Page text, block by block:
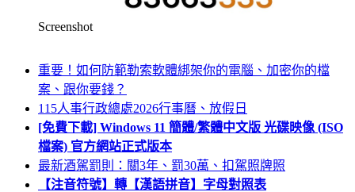
Screenshot
重要！如何防範勒索軟體綁架你的電腦、加密你的檔
案、跟你要錢？
115人事行政總處2026行事曆、放假日
[免費下載] Windows 11 簡體/繁體中文版 光碟映像 (ISO
檔案) 官方網站正式版本
最新酒駕罰則：關3年、罰30萬、扣駕照牌照
【注音符號】轉【漢語拼音】字母對照表